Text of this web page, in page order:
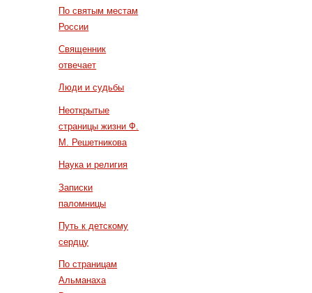
По святым местам
России
Священник
отвечает
Люди и судьбы
Неоткрытые
страницы жизни Ф.
М. Решетникова
Наука и религия
Записки
паломницы
Путь к детскому
сердцу
По страницам
Альманаха